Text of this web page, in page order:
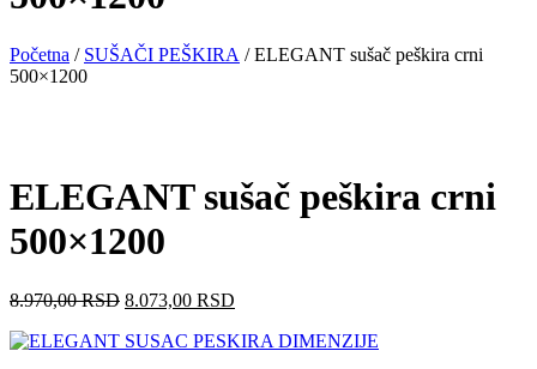
Početna / SUŠAČI PEŠKIRA / ELEGANT sušač peškira crni
500×1200
ELEGANT sušač peškira crni
500×1200
8.970,00RSD 8.073,00 RSD